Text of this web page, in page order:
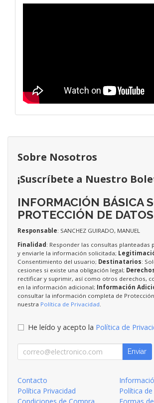
Sobre Nosotros
¡Suscríbete a Nuestro
INFORMACIÓN BÁSICA
PROTECCIÓN DE DATOS
Responsable: SANCHEZ GUIRADO, MANUEL
Finalidad : Responder las consultas planteadas
y enviarle la información solicitada;
Consentimiento del usuario; Destinatarios:
cesiones si existe una obligación legal;
rectificar y suprimir, así como otros derechos,
en la información adicional; Información
consultar la información completa de
nuestra Política de Privacidad
He leído y acepto la Política de
Enviar
Contacto
Política Privacidad
Política